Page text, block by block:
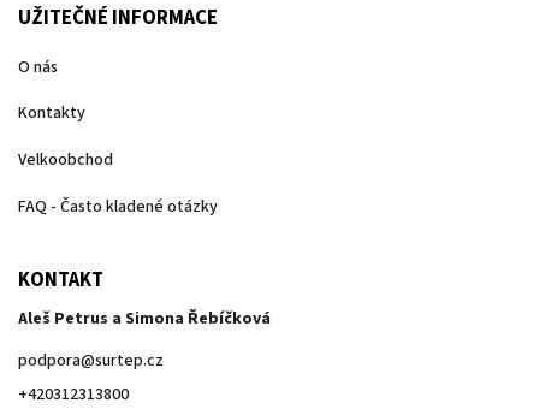
UŽITEČNÉ INFORMACE
O nás
Kontakty
Velkoobchod
FAQ - Často kladené otázky
KONTAKT
Aleš Petrus a Simona Řebíčková
podpora@surtep.cz
+420312313800